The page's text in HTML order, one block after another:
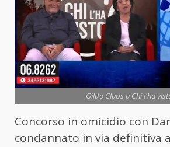
Gildo Claps a Chi l'ha
Concorso in omicidio con
condannato in via definitiva